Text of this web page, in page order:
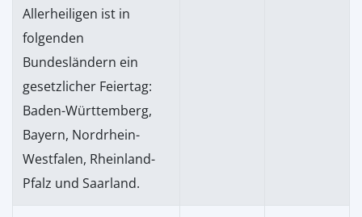
Allerheiligen ist in
folgenden
Bundesländern ein
gesetzlicher Feiertag:
Baden-Württemberg,
Bayern, Nordrhein-
Westfalen, Rheinland-
Pfalz und Saarland.